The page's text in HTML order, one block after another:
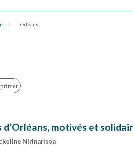
Orléans
d’Orléans, motivés et
Nirinarisoa